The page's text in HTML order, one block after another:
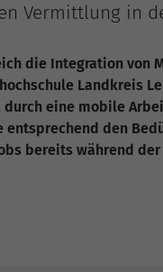
Vermittlung in
die Integration von
Landkreis
durch eine mobile
entsprechend den
bereits während